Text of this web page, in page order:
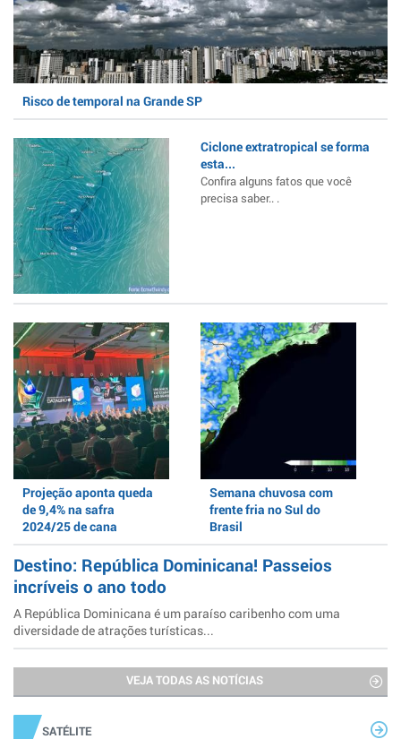
Risco de temporal na Grande SP
Ciclone extratropical se forma
esta...
Confira alguns fatos que você
precisa saber.. .
Projeção aponta queda
de 9,4% na safra
2024/25 de cana
Semana chuvosa com
frente fria no Sul do
Brasil
Destino: República Dominicana! Passeios
incríveis o ano todo
A República Dominicana é um paraíso caribenho com uma
diversidade de atrações turísticas...
VEJA TODAS AS NOTÍCIAS
SATÉLITE